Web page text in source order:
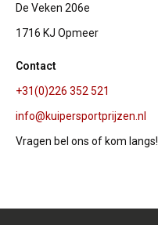
De Veken 206e
1716 KJ Opmeer
Contact
+31(0)226 352 521
info@kuipersportprijzen.nl
Vragen bel ons of kom langs!